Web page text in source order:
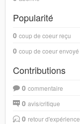
Popularité
0 coup de coeur reçu
0 coup de coeur envoyé
Contributions
0 commentaire
0 avis/critique
0 retour d'expérience